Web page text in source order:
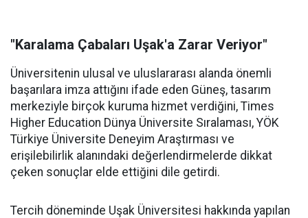
"Karalama Çabaları Uşak'a Zarar Veriyor"
Üniversitenin ulusal ve uluslararası alanda önemli
başarılara imza attığını ifade eden Güneş, tasarım
merkeziyle birçok kuruma hizmet verdiğini, Times
Higher Education Dünya Üniversite Sıralaması, YÖK
Türkiye Üniversite Deneyim Araştırması ve
erişilebilirlik alanındaki değerlendirmelerde dikkat
çeken sonuçlar elde ettiğini dile getirdi.
Tercih döneminde Uşak Üniversitesi hakkında yapılan